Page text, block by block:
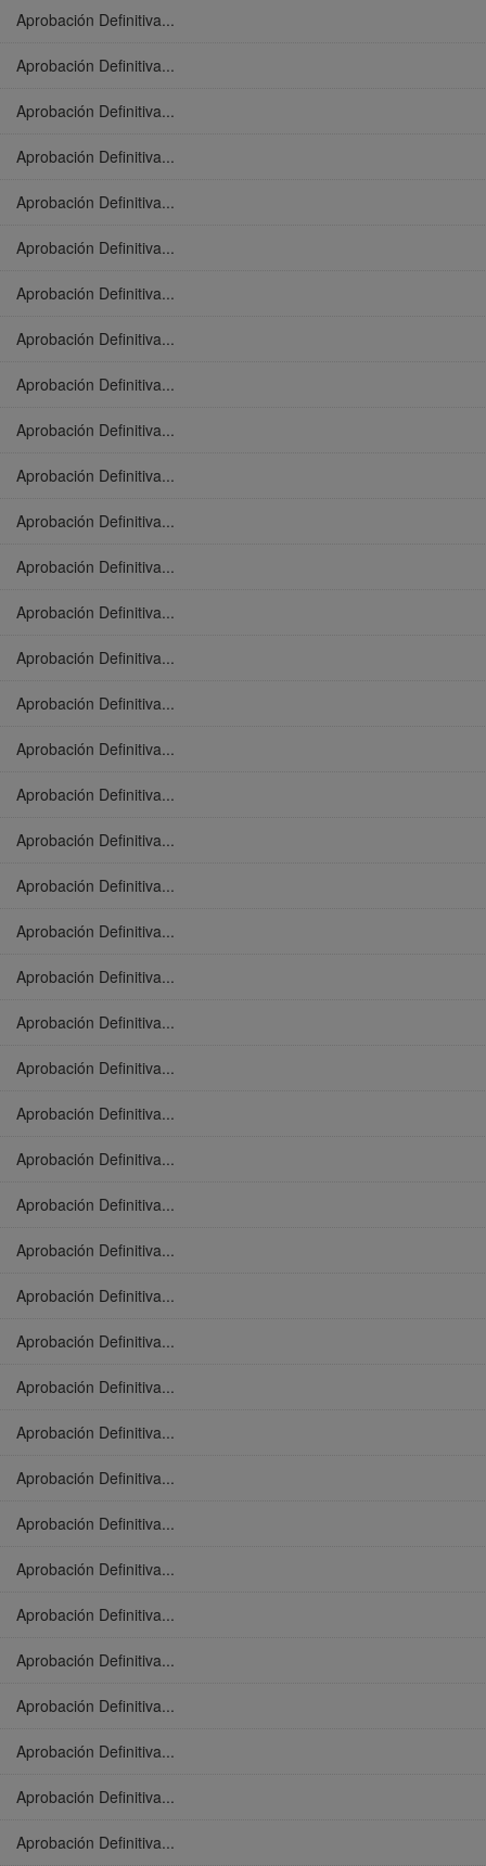
Aprobación Definitiva...
Aprobación Definitiva...
Aprobación Definitiva...
Aprobación Definitiva...
Aprobación Definitiva...
Aprobación Definitiva...
Aprobación Definitiva...
Aprobación Definitiva...
Aprobación Definitiva...
Aprobación Definitiva...
Aprobación Definitiva...
Aprobación Definitiva...
Aprobación Definitiva...
Aprobación Definitiva...
Aprobación Definitiva...
Aprobación Definitiva...
Aprobación Definitiva...
Aprobación Definitiva...
Aprobación Definitiva...
Aprobación Definitiva...
Aprobación Definitiva...
Aprobación Definitiva...
Aprobación Definitiva...
Aprobación Definitiva...
Aprobación Definitiva...
Aprobación Definitiva...
Aprobación Definitiva...
Aprobación Definitiva...
Aprobación Definitiva...
Aprobación Definitiva...
Aprobación Definitiva...
Aprobación Definitiva...
Aprobación Definitiva...
Aprobación Definitiva...
Aprobación Definitiva...
Aprobación Definitiva...
Aprobación Definitiva...
Aprobación Definitiva...
Aprobación Definitiva...
Aprobación Definitiva...
Aprobación Definitiva...